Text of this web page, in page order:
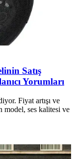
Satış
Yorumları
Fiyat artışı ve
model, ses kalitesi ve